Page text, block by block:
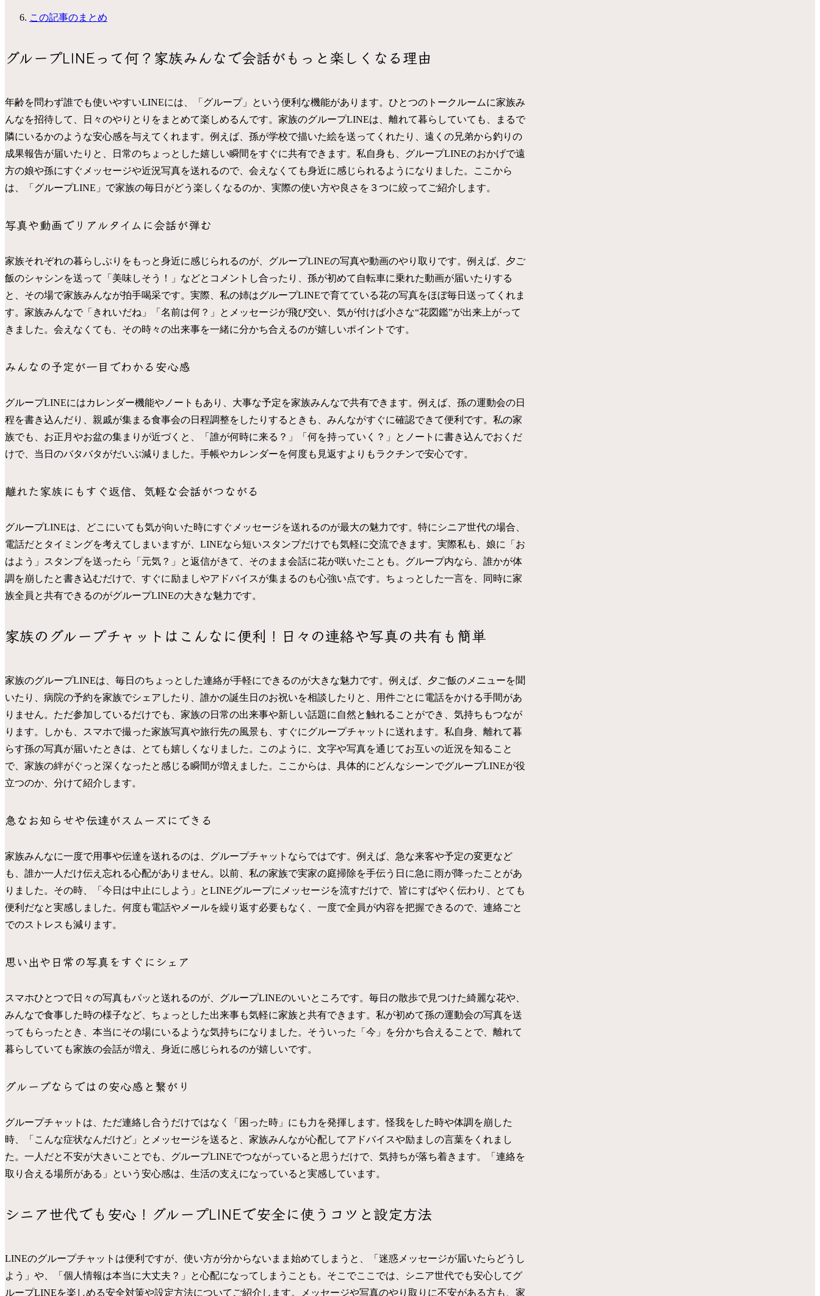
この記事のまとめ
グループLINEって何？家族みんなで会話がもっと楽しくなる理由
年齢を問わず誰でも使いやすいLINEには、「グループ」という便利な機能があります。ひとつのトークルームに家族み
んなを招待して、日々のやりとりをまとめて楽しめるんです。家族のグループLINEは、離れて暮らしていても、まるで
隣にいるかのような安心感を与えてくれます。例えば、孫が学校で描いた絵を送ってくれたり、遠くの兄弟から釣りの
成果報告が届いたりと、日常のちょっとした嬉しい瞬間をすぐに共有できます。私自身も、グループLINEのおかげで遠
方の娘や孫にすぐメッセージや近況写真を送れるので、会えなくても身近に感じられるようになりました。ここから
は、「グループLINE」で家族の毎日がどう楽しくなるのか、実際の使い方や良さを３つに絞ってご紹介します。
写真や動画でリアルタイムに会話が弾む
家族それぞれの暮らしぶりをもっと身近に感じられるのが、グループLINEの写真や動画のやり取りです。例えば、夕ご
飯のシャシンを送って「美味しそう！」などとコメントし合ったり、孫が初めて自転車に乗れた動画が届いたりする
と、その場で家族みんなが拍手喝采です。実際、私の姉はグループLINEで育てている花の写真をほぼ毎日送ってくれま
す。家族みんなで「きれいだね」「名前は何？」とメッセージが飛び交い、気が付けば小さな“花図鑑”が出来上がって
きました。会えなくても、その時々の出来事を一緒に分かち合えるのが嬉しいポイントです。
みんなの予定が一目でわかる安心感
グループLINEにはカレンダー機能やノートもあり、大事な予定を家族みんなで共有できます。例えば、孫の運動会の日
程を書き込んだり、親戚が集まる食事会の日程調整をしたりするときも、みんながすぐに確認できて便利です。私の家
族でも、お正月やお盆の集まりが近づくと、「誰が何時に来る？」「何を持っていく？」とノートに書き込んでおくだ
けで、当日のバタバタがだいぶ減りました。手帳やカレンダーを何度も見返すよりもラクチンで安心です。
離れた家族にもすぐ返信、気軽な会話がつながる
グループLINEは、どこにいても気が向いた時にすぐメッセージを送れるのが最大の魅力です。特にシニア世代の場合、
電話だとタイミングを考えてしまいますが、LINEなら短いスタンプだけでも気軽に交流できます。実際私も、娘に「お
はよう」スタンプを送ったら「元気？」と返信がきて、そのまま会話に花が咲いたことも。グループ内なら、誰かが体
調を崩したと書き込むだけで、すぐに励ましやアドバイスが集まるのも心強い点です。ちょっとした一言を、同時に家
族全員と共有できるのがグループLINEの大きな魅力です。
家族のグループチャットはこんなに便利！日々の連絡や写真の共有も簡単
家族のグループLINEは、毎日のちょっとした連絡が手軽にできるのが大きな魅力です。例えば、夕ご飯のメニューを聞
いたり、病院の予約を家族でシェアしたり、誰かの誕生日のお祝いを相談したりと、用件ごとに電話をかける手間があ
りません。ただ参加しているだけでも、家族の日常の出来事や新しい話題に自然と触れることができ、気持ちもつなが
ります。しかも、スマホで撮った家族写真や旅行先の風景も、すぐにグループチャットに送れます。私自身、離れて暮
らす孫の写真が届いたときは、とても嬉しくなりました。このように、文字や写真を通じてお互いの近況を知ること
で、家族の絆がぐっと深くなったと感じる瞬間が増えました。ここからは、具体的にどんなシーンでグループLINEが役
立つのか、分けて紹介します。
急なお知らせや伝達がスムーズにできる
家族みんなに一度で用事や伝達を送れるのは、グループチャットならではです。例えば、急な来客や予定の変更など
も、誰か一人だけ伝え忘れる心配がありません。以前、私の家族で実家の庭掃除を手伝う日に急に雨が降ったことがあ
りました。その時、「今日は中止にしよう」とLINEグループにメッセージを流すだけで、皆にすばやく伝わり、とても
便利だなと実感しました。何度も電話やメールを繰り返す必要もなく、一度で全員が内容を把握できるので、連絡ごと
でのストレスも減ります。
思い出や日常の写真をすぐにシェア
スマホひとつで日々の写真もパッと送れるのが、グループLINEのいいところです。毎日の散歩で見つけた綺麗な花や、
みんなで食事した時の様子など、ちょっとした出来事も気軽に家族と共有できます。私が初めて孫の運動会の写真を送
ってもらったとき、本当にその場にいるような気持ちになりました。そういった「今」を分かち合えることで、離れて
暮らしていても家族の会話が増え、身近に感じられるのが嬉しいです。
グループならではの安心感と繋がり
グループチャットは、ただ連絡し合うだけではなく「困った時」にも力を発揮します。怪我をした時や体調を崩した
時、「こんな症状なんだけど」とメッセージを送ると、家族みんなが心配してアドバイスや励ましの言葉をくれまし
た。一人だと不安が大きいことでも、グループLINEでつながっていると思うだけで、気持ちが落ち着きます。「連絡を
取り合える場所がある」という安心感は、生活の支えになっていると実感しています。
シニア世代でも安心！グループLINEで安全に使うコツと設定方法
LINEのグループチャットは便利ですが、使い方が分からないまま始めてしまうと、「迷惑メッセージが届いたらどうし
よう」や、「個人情報は本当に大丈夫？」と心配になってしまうことも。そこでここでは、シニア世代でも安心してグ
ループLINEを楽しめる安全対策や設定方法についてご紹介します。メッセージや写真のやり取りに不安がある方も、家